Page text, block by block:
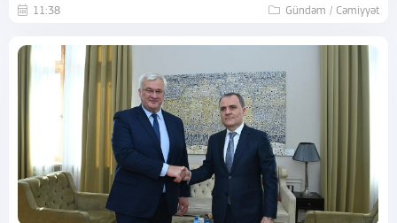
11:38 Gündəm / Cəmiyyət